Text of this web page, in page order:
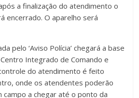
a finalização do atendimento o
encerrado. O aparelho será
pelo ‘Aviso Polícia’ chegará a base
Integrado de Comando e
do atendimento é feito
onde os atendentes poderão
campo a chegar até o ponto da